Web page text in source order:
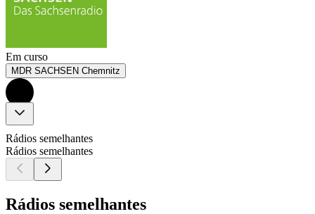
Em curso
MDR SACHSEN Chemnitz
Rádios semelhantes
Rádios semelhantes
Rádios semelhantes